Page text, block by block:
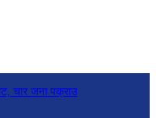
चार जना पक्राउ